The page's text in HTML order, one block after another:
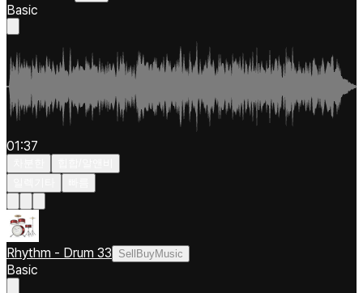
Basic
01:37
Rhythm - Drum 33 SellBuyMusic
Basic